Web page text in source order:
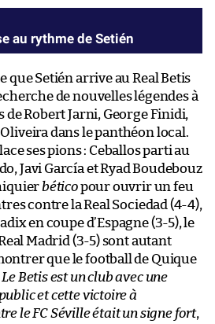
au rythme de Setién
que Setién arrive au Real Betis
de nouvelles légendes à
Robert Jarni, George Finidi,
dans le panthéon local.
ses pions : Ceballos parti au
Javi García et Ryad Boudebouz
béticopour ouvrir un feu
contre la Real Sociedad (4-4),
en coupe d’Espagne (3-5), le
Madrid (3-5) sont autant
que le football de Quique
Le Betis est un club avec une
et cette victoire à
le FC Séville était un signe fort,